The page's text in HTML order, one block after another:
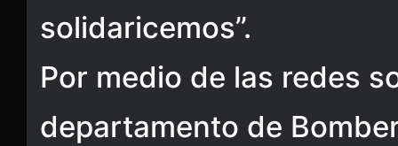
solidaricemos”.
Por medio de las redes
departamento de